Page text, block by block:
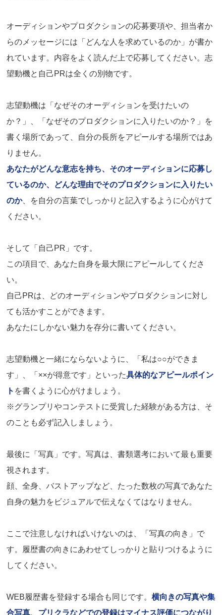
オーディションやプロダクションの応募要項や、担当者か
らのメッセージには「どんな人を求めているのか」が書か
れています。内容をよく読んだ上で応募してください。志
望動機と自己PRは全くの別物です。
志望動機は「なぜそのオーディションを受けたいの
か？」、「なぜそのプロダクションに入りたいのか？」を
書く場所であって、自分の長所をアピールする場所ではあ
りません。
あなたがどんな意志を持ち、そのオーディションに応募し
ているのか、どんな理由でそのプロダクションに入りたい
のか、を自分の言葉でしっかりと記入するように心がけて
ください。
そして「自己PR」です。
この項目で、あなた自身を最大限にアピールしてくださ
い。
自己PRは、どのオーディションやプロダクションに対し
ても活かすことができます。
あなたにしかない魅力を存分に書いてください。
志望動機と一緒にならないように、「私は○○ができま
す」、「××が得意です」といった具体的なアピールポイン
ト を書くように心がけましょう。
※グランプリやコンテストに受賞した経験がある方は、そ
のことも必ず記入しましょう。
最後に「写真」です。写真は、書類選考において最も重要
視されます。
顔、全身、バストアップなど、たった数枚の写真であなた
自身の魅力をビジュアルで伝えなくてはなりません。
ここで注意しなければいけないのは、「写真の向き」で
す。履歴書の向きにあわせてしっかりと貼りつけるように
してください。
WEB履歴書を登録する場合も同じです。横向きの写真や集
合写真、プリクラなどでの登録はマイナス評価につながり